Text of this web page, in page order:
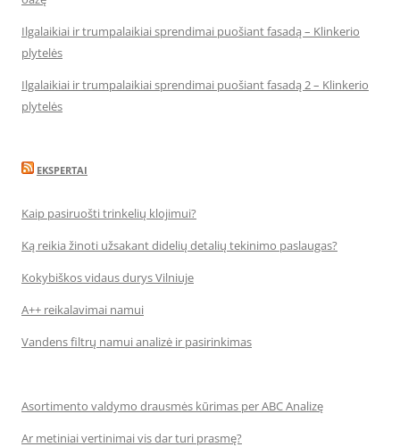
Ilgalaikiai ir trumpalaikiai sprendimai puošiant fasadą – Klinkerio
plytelės
Ilgalaikiai ir trumpalaikiai sprendimai puošiant fasadą 2 – Klinkerio
plytelės
EKSPERTAI
Kaip pasiruošti trinkelių klojimui?
Ką reikia žinoti užsakant didelių detalių tekinimo paslaugas?
Kokybiškos vidaus durys Vilniuje
A++ reikalavimai namui
Vandens filtrų namui analizė ir pasirinkimas
Asortimento valdymo drausmės kūrimas per ABC Analizę
Ar metiniai vertinimai vis dar turi prasmę?